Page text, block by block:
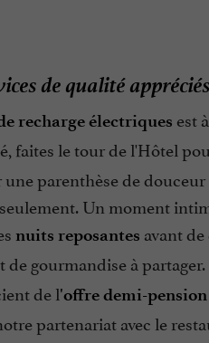
de qualité appréciés
recharge électriques est
faites le tour de l'Hôtel
parenthèse de
Un moment
nuits reposantes avant
gourmandise à
de l'offre demi-pension
partenariat avec le